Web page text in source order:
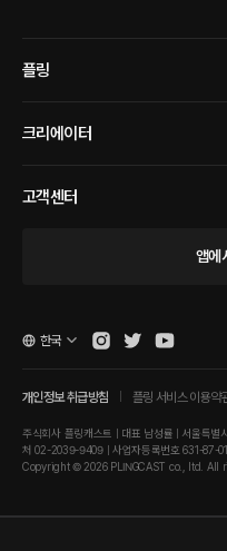
플링
크리에이터
고객센터
앱에
개인정보 취급방침 플링 서비스 이용약
주식회사 플링캐스트 | 대표 남성률 | 서울특
처 02-2039-9409 | 사업자등록번호 631-87-
Copyright © 2026 PLINGCAST co., ltd. All
한국